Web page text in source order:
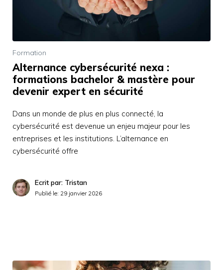
Formation
Alternance cybersécurité nexa :
formations bachelor & mastère pour
devenir expert en sécurité
Dans un monde de plus en plus connecté, la
cybersécurité est devenue un enjeu majeur pour les
entreprises et les institutions. L’alternance en
cybersécurité offre
Ecrit par: Tristan
Publié le: 29 janvier 2026